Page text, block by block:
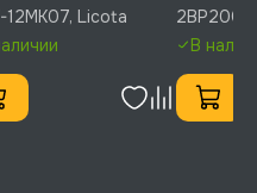
72 зуба
ARW-12MK07
12MK07, Licota
9пр. 1,5-
В